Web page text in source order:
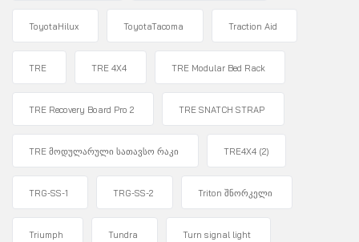
ToyotaHilux ToyotaTacoma Traction Aid
TRE TRE 4X4 TRE Modular Bed Rack
TRE Recovery Board Pro 2 TRE SNATCH STRAP
TRE მოდულარული სათავსო რაკი TRE4X4 (2)
TRG-SS-1 TRG-SS-2 Triton შნორკელი
Triumph Tundra Turn signal light